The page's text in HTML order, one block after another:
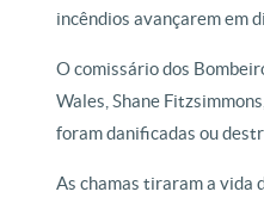
incêndios avançarem em
O comissário dos
Wales, Shane
foram danificadas ou
As chamas tiraram a vida